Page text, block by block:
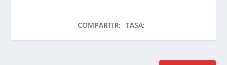
COMPARTIR: TASA: